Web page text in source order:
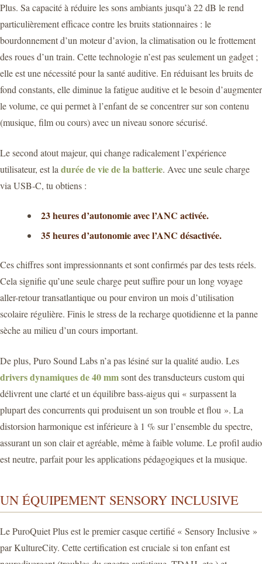
Plus. Sa capacité à réduire les sons ambiants jusqu’à 22 dB le rend
particulièrement efficace contre les bruits stationnaires : le
bourdonnement d’un moteur d’avion, la climatisation ou le frottement
des roues d’un train. Cette technologie n’est pas seulement un gadget ;
elle est une nécessité pour la santé auditive. En réduisant les bruits de
fond constants, elle diminue la fatigue auditive et le besoin d’augmenter
le volume, ce qui permet à l’enfant de se concentrer sur son contenu
(musique, film ou cours) avec un niveau sonore sécurisé.
Le second atout majeur, qui change radicalement l’expérience
utilisateur, est la durée de vie de la batterie. Avec une seule charge
via USB-C, tu obtiens :
23 heures d’autonomie avec l’ANC activée.
35 heures d’autonomie avec l’ANC désactivée.
Ces chiffres sont impressionnants et sont confirmés par des tests réels.
Cela signifie qu’une seule charge peut suffire pour un long voyage
aller-retour transatlantique ou pour environ un mois d’utilisation
scolaire régulière. Finis le stress de la recharge quotidienne et la panne
sèche au milieu d’un cours important.
De plus, Puro Sound Labs n’a pas lésiné sur la qualité audio. Les
drivers dynamiques de 40 mmsont des transducteurs custom qui
délivrent une clarté et un équilibre bass-aigus qui « surpassent la
plupart des concurrents qui produisent un son trouble et flou ». La
distorsion harmonique est inférieure à 1 % sur l’ensemble du spectre,
assurant un son clair et agréable, même à faible volume. Le profil audio
est neutre, parfait pour les applications pédagogiques et la musique.
UN ÉQUIPEMENT SENSORY INCLUSIVE
Le PuroQuiet Plus est le premier casque certifié « Sensory Inclusive »
par KultureCity. Cette certification est cruciale si ton enfant est